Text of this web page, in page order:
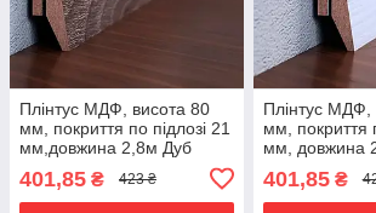
Плінтус МДФ, висота 80
мм, покриття по підлозі 21
мм,довжина 2,8м Дуб
401,85 ₴ 423 ₴
Плінтус МДФ,
мм, покриття
мм, довжина
401,85₴